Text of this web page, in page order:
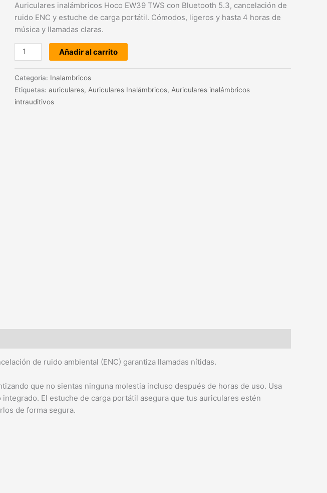
Auriculares inalámbricos Hoco EW39 TWS con Bluetooth 5.3, cancelación de
ruido ENC y estuche de carga portátil. Cómodos, ligeros y hasta 4 horas de
música y llamadas claras.
Añadir al carrito
Categoría: Inalambricos
Etiquetas: auriculares, Auriculares Inalámbricos, Auriculares inalámbricos
intrauditivos
de ruido ambiental (ENC) garantiza llamadas nítidas.
que no sientas ninguna molestia incluso después de horas de uso. Usa
El estuche de carga portátil asegura que tus auriculares estén
de forma segura.